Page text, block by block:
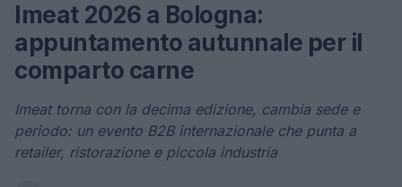
Imeat 2026 a Bologna:
appuntamento autunnale per il
comparto carne
Imeat torna con la decima edizione, cambia sede e
periodo: un evento B2B internazionale che punta a
retailer, ristorazione e piccola industria